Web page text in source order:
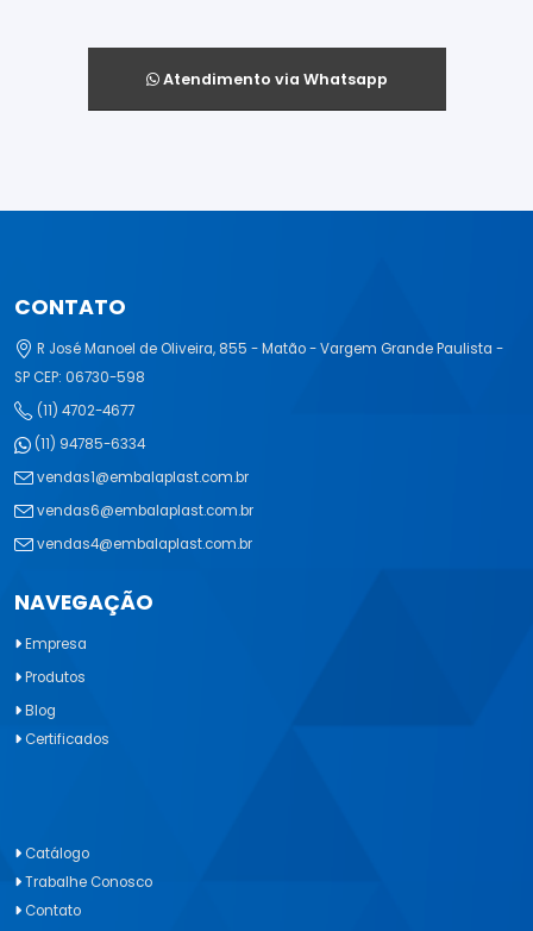
Atendimento via Whatsapp
CONTATO
R José Manoel de Oliveira, 855 - Matão - Vargem Grande Paulista -
SP CEP: 06730-598
(11) 4702-4677
(11) 94785-6334
vendas1@embalaplast.com.br
vendas6@embalaplast.com.br
vendas4@embalaplast.com.br
NAVEGAÇÃO
Empresa
Produtos
Blog
Certificados
Catálogo
Trabalhe Conosco
Contato